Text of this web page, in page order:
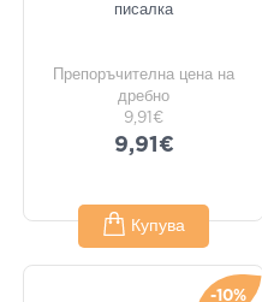
писалка
Препоръчителна цена на
дребно
9,91€
9,91€
Купува
-10%